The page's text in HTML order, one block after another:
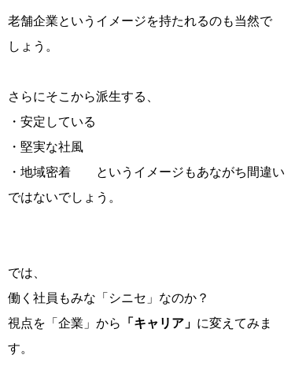
老舗企業というイメージを持たれるのも当然で
しょう。
さらにそこから派生する、
・安定している
・堅実な社風
・地域密着 というイメージもあながち間違い
ではないでしょう。
では、
働く社員もみな「シニセ」なのか？
視点を「企業」から 「キャリア」 に変えてみま
す。